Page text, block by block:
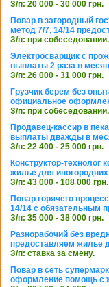
З/п: 20 000 - 30 000 грн.
Повар в загородный
метод 7/7, 14/14
З/п: при собеседовании.
Электросварщик с
выплаты 2 раза в месяц
З/п: 26 000 - 31 000 грн.
Грузчик берем без
официальное
З/п: при собеседовании.
Продавец-кассир в
выплаты дважды в
З/п: 22 400 - 25 000 грн.
Конструктор-технолог
жилье для иногородних
З/п: 43 000 - 108 000 грн.
Повар горячего
14/14 с обязательным
З/п: 35 000 - 38 000 грн.
Разнорабочий без
предоставляем жилье
З/п: ставка за смену.
Повар в сеть
оформление помощь с